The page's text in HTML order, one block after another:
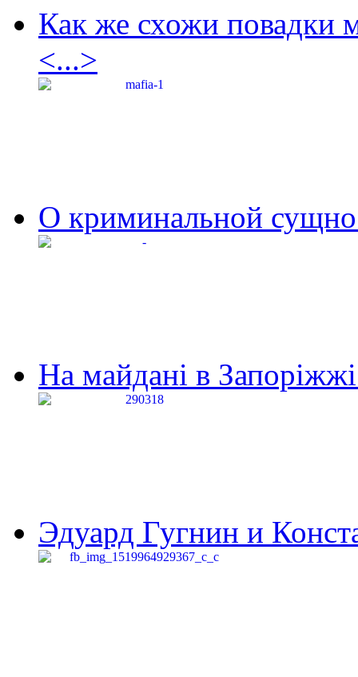
Как же схожи повадки
<...>
О криминальной
На майдані в
Эдуард Гугнин и